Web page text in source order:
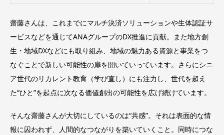
齋藤さんは、これまでにマルチ決済ソリューションや生体認証サ
ービスなどを通じてANAグループのDX推進に貢献。また地方創
生・地域DXなどにも取り組み、地域の魅力ある資源と事業をつ
なぐことで新しい可能性の扉を開いていっています。さらにシニ
ア世代のリカレント教育（学び直し）にも注力し、世代を超え
た“ひと”を起点に次なる価値創出の可能性を広げ続けています。
そんな齋藤さんが大切にしているのは“共感”。それは表面的な情
報に囚われず、人間的なつながりを築いていくこと。同時につな